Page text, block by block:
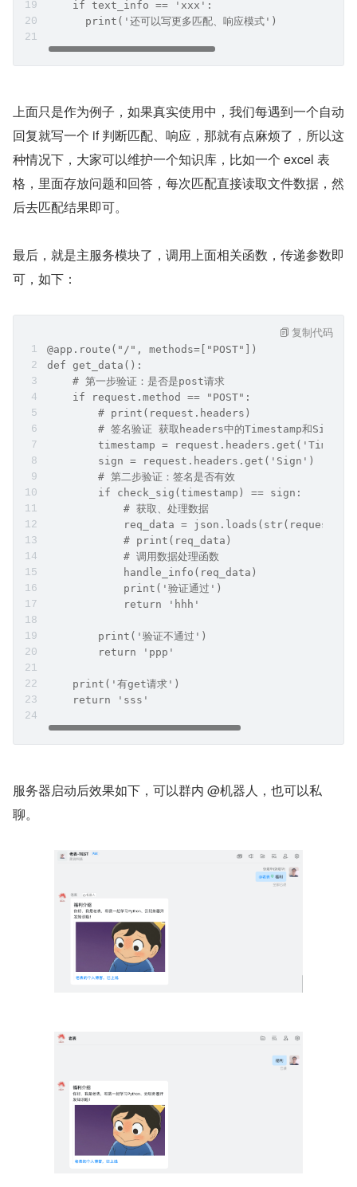
    if text_info == 'xxx':
      print('还可以写更多匹配、响应模式')
上面只是作为例子，如果真实使用中，我们每遇到一个自动
回复就写一个 if 判断匹配、响应，那就有点麻烦了，所以这
种情况下，大家可以维护一个知识库，比如一个 excel 表
格，里面存放问题和回答，每次匹配直接读取文件数据，然
后去匹配结果即可。
最后，就是主服务模块了，调用上面相关函数，传递参数即
可，如下：
@app.route("/", methods=["POST"])
def get_data():
    # 第一步验证：是否是post请求
    if request.method == "POST":
        # print(request.headers)
        # 签名验证 获取headers中的Timestamp和Sign
timestamp =
        sign = request.headers.get('Sign')
        # 第二步验证：签名是否有效
        if check_sig(timestamp) == sign:
            # 获取、处理数据
req_data =
            # print(req_data)
            # 调用数据处理函数
            handle_info(req_data)
            print('验证通过')
            return 'hhh'
        print('验证不通过')
        return 'ppp'
    print('有get请求')
    return 'sss'
复制代码
服务器启动后效果如下，可以群内 @机器人，也可以私
聊。